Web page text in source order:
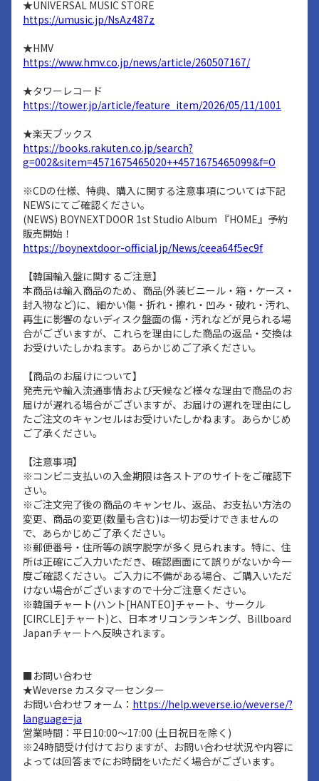
★UNIVERSAL MUSIC STORE
https://umusic.jp/NsAz487z
★HMV
https://www.hmv.co.jp/news/article/260507167/
★タワーレコード
https://tower.jp/article/feature_item/2026/05/11/1001
★楽天ブックス
https://books.rakuten.co.jp/search?
g=002&sitem=4571675465020++4571675465099&f=O
※CDの仕様、特典、購入に関する注意事項については下記
NEWSにてご確認ください。
(NEWS) BOYNEXTDOOR 1st Studio Album 『HOME』予約
販売開始！
https://boynextdoor-official.jp/News/ceea64f5ec9f
【韓国輸入盤に関するご注意】
本商品は輸入商品のため、商品(外装ビニール・箱・ケース・
封入物など)に、細かい傷・折れ・擦れ・凹み・破れ・汚れ、
再生に影響のないディスク盤面の傷・汚れなどが見られる場
合がございますが、これらを理由にした商品の返品・交換は
お受けいたしかねます。あらかじめご了承ください。
【商品のお届けについて】
発売元や輸入流通事情および天候など様々な理由で商品のお
届けが遅れる場合がございますが、お届けの遅れを理由にし
たご注文のキャンセルはお受けいたしかねます。あらかじめ
ご了承ください。
【注意事項】
※コンビニ支払いの入金期限は各ストアのサイトをご確認下
さい。
※ご注文完了後の商品のキャンセル、返品、お支払い方法の
変更、商品の変更(数量も含む)は一切お受けできませんの
で、あらかじめご了承ください。
※郵便番号・住所等の誤字脱字が多く見られます。特に、住
所は正確にご入力いただき、確認画面にて誤りがないか今一
度ご確認ください。ご入力に不備がある場合、ご購入いただ
けない場合がございますので十分ご注意ください。
※韓国チャート(ハント[HANTEO]チャート、サークル
[CIRCLE]チャート)と、日本オリコンランキング、Billboard
Japanチャートへ反映されます。
■お問い合わせ
★Weverse カスタマーセンター
お問い合わせフォーム： https://help.weverse.io/weverse/?
language=ja
営業時間：平日10:00～17:00 (土日祝日を除く)
※24時間受け付けておりますが、お問い合わせ状況や内容に
よっては回答までにお時間をいただく場合がございます。